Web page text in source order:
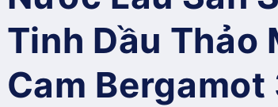
Tinh Dầu Thảo
Cam Bergamot